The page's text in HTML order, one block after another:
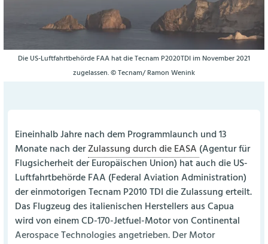
Die US-Luftfahrtbehörde FAA hat die Tecnam P2020TDI im November 2021
zugelassen. © Tecnam/ Ramon Wenink
Eineinhalb Jahre nach dem Programmlaunch und 13
Monate nach derZulassung durch die EASA (Agentur für
Flugsicherheit der Europäischen Union) hat auch die US-
Luftfahrtbehörde FAA (Federal Aviation Administration)
der einmotorigen Tecnam P2010 TDI die Zulassung erteilt.
Das Flugzeug des italienischen Herstellers aus Capua
wird von einem CD-170-Jetfuel-Motor von Continental
Aerospace Technologies angetrieben. Der Motor